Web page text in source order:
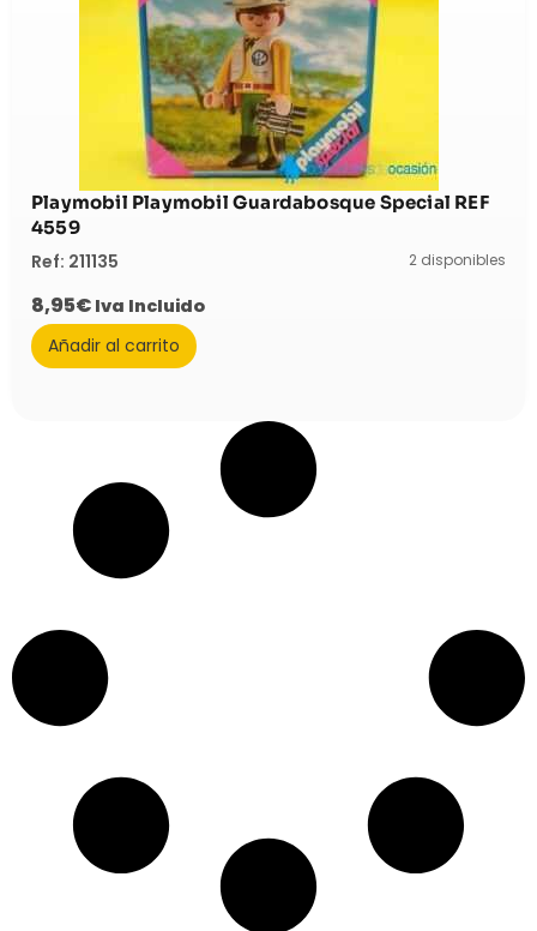
Playmobil Playmobil Guardabosque Special REF
4559
Ref: 211135 2 disponibles
8,95€ Iva Incluido
Añadir al carrito